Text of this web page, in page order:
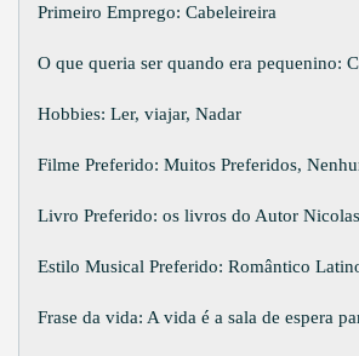
Primeiro Emprego: Cabeleireira
O que queria ser quando era pequenino:
Hobbies: Ler, viajar, Nadar
Filme Preferido: Muitos Preferidos,
Livro Preferido: os livros do Autor
Estilo Musical Preferido: Romântico
Frase da vida: A vida é a sala de espera